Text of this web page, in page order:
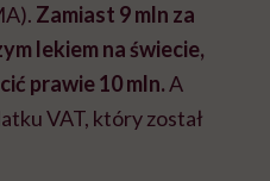
Zamiast 9 mln za
lekiem na świecie,
prawie 10 mln.A
VAT, który został